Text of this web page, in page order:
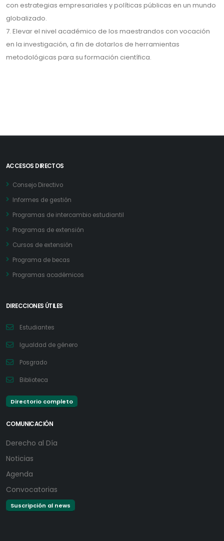
con estrategias empresariales y políticas públicas en un mundo
globalizado.
7. Elevar el nivel académico de los maestrandos con vocación
en la investigación, a fin de dotarlos de herramientas
metodológicas para su formación científica.
ACCESOS DIRECTOS
Consejo Directivo
Informes de gestión
Programas de intercambio estudiantil
Programas de extensión
Cursos de extensión
Programa de becas
Programas académicos
DIRECCIONES ÚTILES
Estudiantes
Igualdad de género
Posgrado
Biblioteca
Directorio completo
COMUNICACIÓN
Derecho al Día
Noticias
Agenda
Convocatorias
Suscripción al news